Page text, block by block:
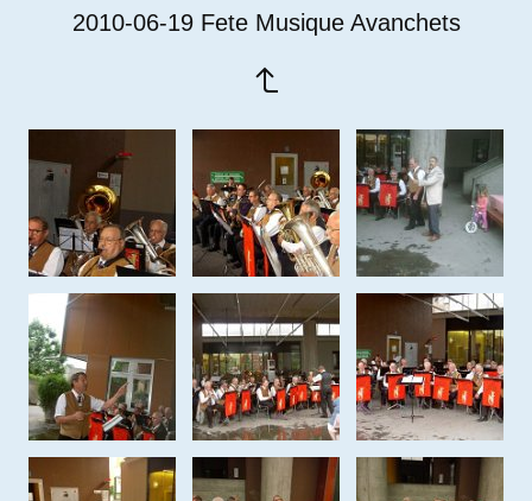
2010-06-19 Fete Musique Avanchets